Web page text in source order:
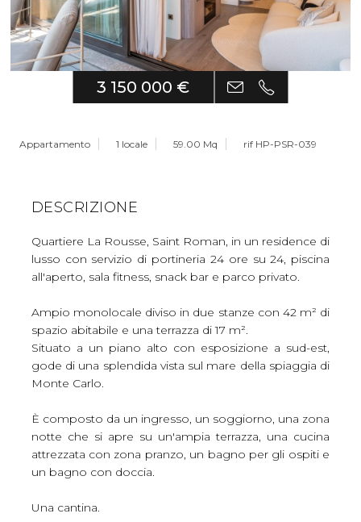
3 150 000 €
Appartamento 1 locale 59.00 Mq rif HP-PSR-039
DESCRIZIONE
Quartiere La Rousse, Saint Roman, in un residence di
lusso con servizio di portineria 24 ore su 24, piscina
all'aperto, sala fitness, snack bar e parco privato.
Ampio monolocale diviso in due stanze con 42 m² di
spazio abitabile e una terrazza di 17 m².
Situato a un piano alto con esposizione a sud-est,
gode di una splendida vista sul mare della spiaggia di
Monte Carlo.
È composto da un ingresso, un soggiorno, una zona
notte che si apre su un'ampia terrazza, una cucina
attrezzata con zona pranzo, un bagno per gli ospiti e
un bagno con doccia.
Una cantina.